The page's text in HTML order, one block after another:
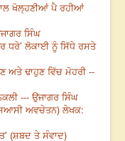
ਖੋਲ੍ਹਣੀਆਂ ਪੈ ਰਹੀਆਂ
ਸਿੰਘ
ਧਰੇ’ ਲੋਕਾਈ ਨੂੰ ਸਿੱਧੇ ਰਸਤੇ
ਅਤੇ ਢਾਹੁਣ ਵਿੱਚ ਮੋਹਰੀ --
--- ਉਜਾਗਰ ਸਿੰਘ
ਅਵਚੇਤਨ) ਲੇਖਕ:
(ਸ਼ਬਦ ਤੇ ਸੰਵਾਦ)